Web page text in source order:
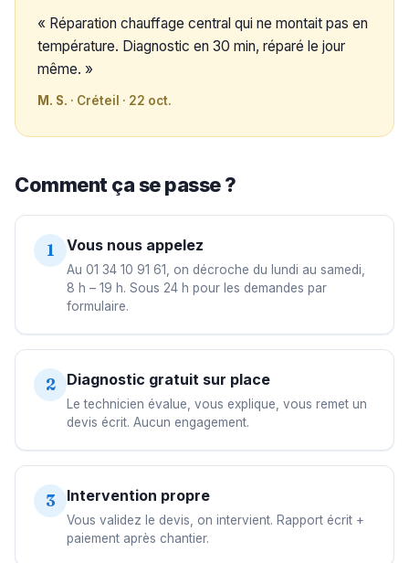
« Réparation chauffage central qui ne montait pas en
température. Diagnostic en 30 min, réparé le jour
même. »
M. S. · Créteil · 22 oct.
Comment ça se passe ?
1 Vous nous appelez
Au 01 34 10 91 61, on décroche du lundi au samedi,
8 h – 19 h. Sous 24 h pour les demandes par
formulaire.
2 Diagnostic gratuit sur place
Le technicien évalue, vous explique, vous remet un
devis écrit. Aucun engagement.
3 Intervention propre
Vous validez le devis, on intervient. Rapport écrit +
paiement après chantier.